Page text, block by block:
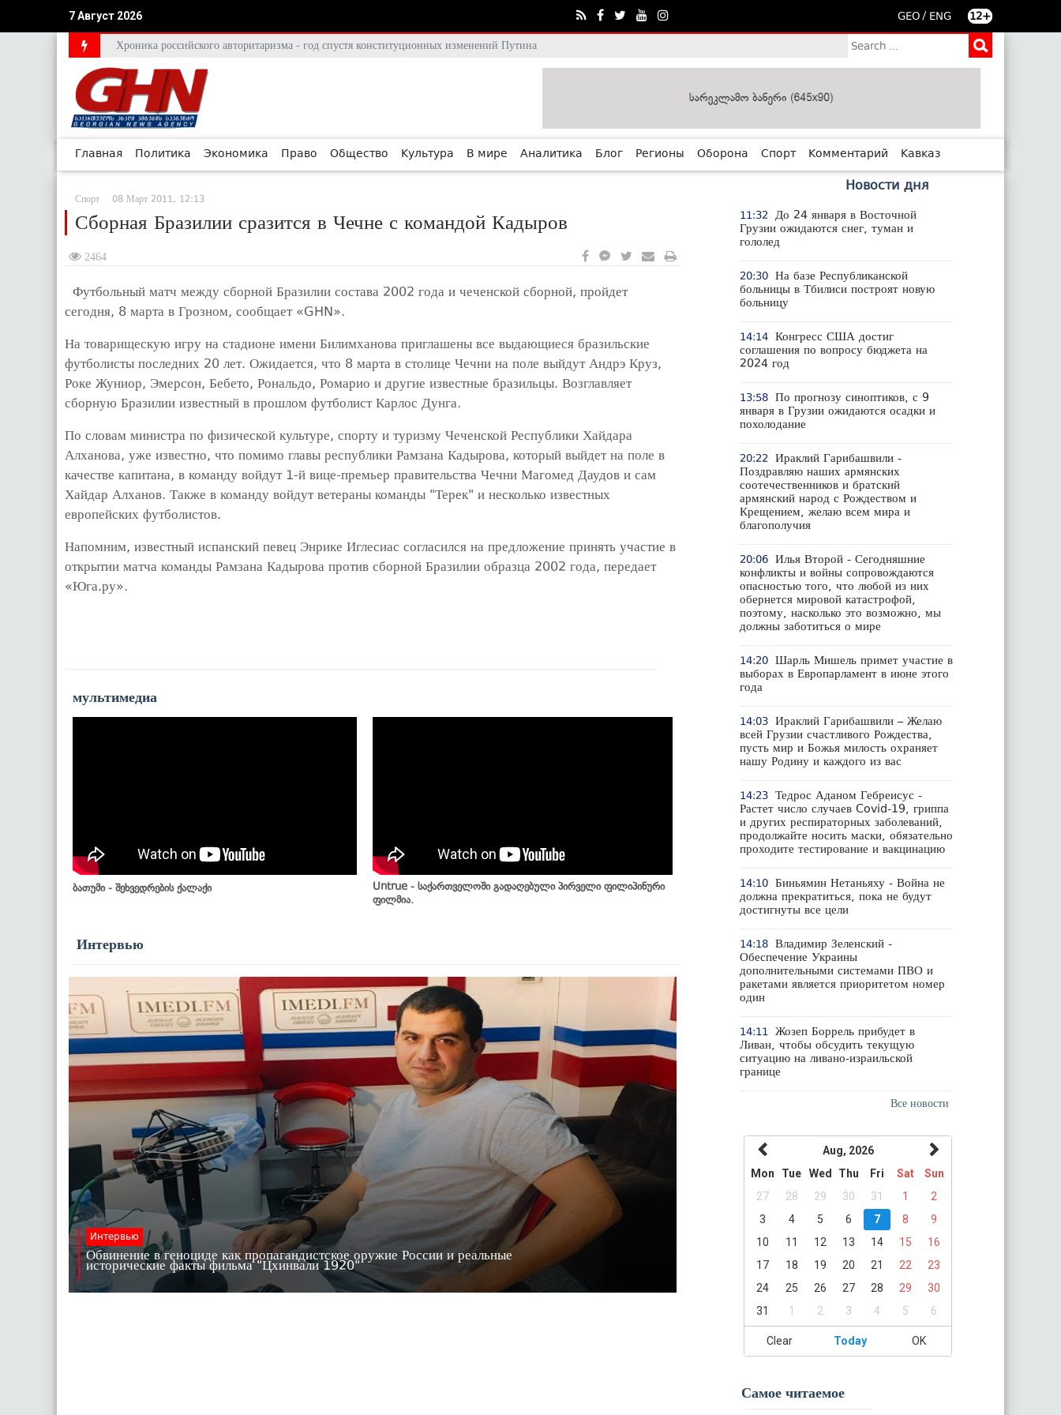
7 Август 2026 GEO / ENG 12+
Хроника российского авторитаризма - год спустя конституционных изменений Путина
Главная Политика Экономика Право Общество Культура В мире Аналитика Блог Регионы Оборона Спорт Комментарий Кавказ
Спорт 08 Март 2011, 12:13
Сборная Бразилии сразится в Чечне с командой Кадыров
2464
Футбольный матч между сборной Бразилии состава 2002 года и чеченской сборной, пройдет
сегодня, 8 марта в Грозном, сообщает «GHN».
На товарищескую игру на стадионе имени Билимханова приглашены все выдающиеся бразильские
футболисты последних 20 лет. Ожидается, что 8 марта в столице Чечни на поле выйдут Андрэ Круз,
Роке Жуниор, Эмерсон, Бебето, Рональдо, Ромарио и другие известные бразильцы. Возглавляет
сборную Бразилии известный в прошлом футболист Карлос Дунга.
По словам министра по физической культуре, спорту и туризму Чеченской Республики Хайдара
Алханова, уже известно, что помимо главы республики Рамзана Кадырова, который выйдет на поле в
качестве капитана, в команду войдут 1-й вице-премьер правительства Чечни Магомед Даудов и сам
Хайдар Алханов. Также в команду войдут ветераны команды "Терек" и несколько известных
европейских футболистов.
Напомним, известный испанский певец Энрике Иглесиас согласился на предложение принять участие в
открытии матча команды Рамзана Кадырова против сборной Бразилии образца 2002 года, передает
«Юга.ру».
мультимедиа
ბათუმი - შეხვედრების ქალაქი
Untrue - საქართველოში გადაღებული პირველი ფილიპინური
ფილმია.
Интервью
Интервью
Обвинение в геноциде как пропагандистское оружие России и реальные
исторические факты фильма "Цхинвали 1920"
Новости дня
11:32
До 24 января в Восточной
Грузии ожидаются снег, туман и
гололед
20:30 На базе Республиканской
больницы в Тбилиси построят новую
больницу
14:14 Конгресс США достиг
соглашения по вопросу бюджета на
2024 год
13:58 По прогнозу синоптиков, с 9
января в Грузии ожидаются осадки и
похолодание
20:22
Ираклий Гарибашвили -
Поздравляю наших армянских
соотечественников и братский
армянский народ с Рождеством и
Крещением, желаю всем мира и
благополучия
20:06 Илья Второй - Сегодняшние
конфликты и войны сопровождаются
опасностью того, что любой из них
обернется мировой катастрофой,
поэтому, насколько это возможно, мы
должны заботиться о мире
14:20 Шарль Мишель примет участие в
выборах в Европарламент в июне этого
года
14:03 Ираклий Гарибашвили – Желаю
всей Грузии счастливого Рождества,
пусть мир и Божья милость охраняет
нашу Родину и каждого из вас
14:23 Тедрос Аданом Гебреисус -
Растет число случаев Covid-19, гриппа
и других респираторных заболеваний,
продолжайте носить маски, обязательно
проходите тестирование и вакцинацию
14:10 Биньямин Нетаньяху - Война не
должна прекратиться, пока не будут
достигнуты все цели
14:18 Владимир Зеленский -
Обеспечение Украины
дополнительными системами ПВО и
ракетами является приоритетом номер
один
14:11
Жозеп Боррель прибудет в
Ливан, чтобы обсудить текущую
ситуацию на ливано-израильской
границе
Все новости
Aug, 2026
Mon
Tue Wed Thu Fri Sat
Sun
27
28 29 30 31 1
2
3
4 5 6 7 8
9
10
11 12 13 14 15
16
17
18 19 20 21 22
23
24
25 26 27 28 29
30
31
1 2 3 4 5 6
Clear Today OK
Самое читаемое